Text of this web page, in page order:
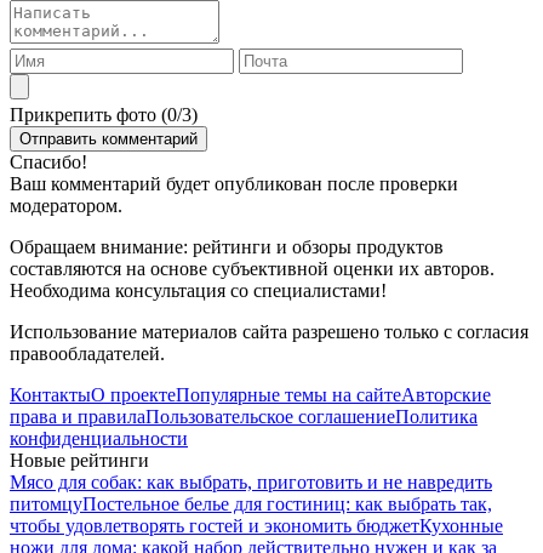
Прикрепить фото (0/3)
Спасибо!
Ваш комментарий будет опубликован после проверки
модератором.
Обращаем внимание: рейтинги и обзоры продуктов
составляются на основе субъективной оценки их авторов.
Необходима консультация со специалистами!
Использование материалов сайта разрешено только с согласия
правообладателей.
КонтактыО проектеПопулярные темы на сайтеАвторские
права и правилаПользовательское соглашениеПолитика
конфиденциальности
Новые рейтинги
Мясо для собак: как выбрать, приготовить и не навредить
питомцуПостельное белье для гостиниц: как выбрать так,
чтобы удовлетворять гостей и экономить бюджетКухонные
ножи для дома: какой набор действительно нужен и как за